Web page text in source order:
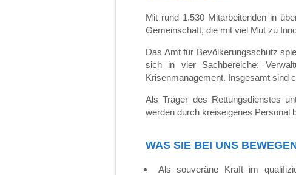
Mit rund 1.530 Mitarbeitenden in
Gemeinschaft, die mit viel Mut zu
Das Amt für Bevölkerungsschutz
sich in vier Sachbereiche:
Krisenmanagement. Insgesamt sind
Als Träger des Rettungsdienstes
werden durch kreiseigenes Personal
WAS SIE BEI UNS
Als souveräne Kraft im